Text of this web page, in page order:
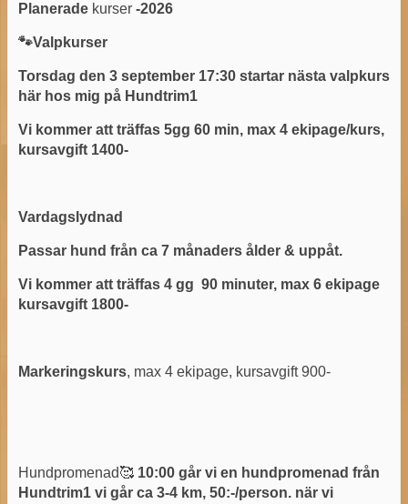
Planeradekurser -2026
🐾Valpkurser
Torsdag den 3 september 17:30 startar nästa valpkurs
här hos mig på Hundtrim1
Vi kommer att träffas 5gg 60 min, max 4 ekipage/kurs,
kursavgift 1400-
Vardagslydnad
Passar hund från ca 7 månaders ålder & uppåt.
Vi kommer att träffas 4 gg 90 minuter, max 6 ekipage
kursavgift 1800-
Markeringskurs, max 4 ekipage, kursavgift 900-
Hundpromenad🥰 10:00 går vi en hundpromenad från
Hundtrim1 vi går ca 3-4 km, 50:-/person. när vi